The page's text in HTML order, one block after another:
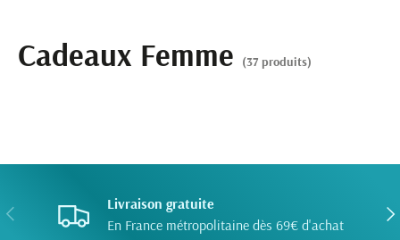
Cadeaux Femme (37 produits)
PRÉCÉDENT
Livraison gratuite
En France métropolitaine dès 69€ d'achat